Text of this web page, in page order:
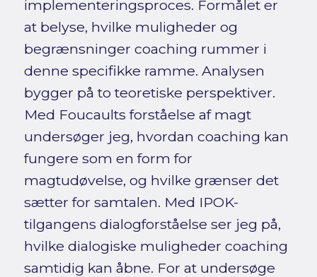
implementeringsproces. Formålet er
at belyse, hvilke muligheder og
begrænsninger coaching rummer i
denne specifikke ramme. Analysen
bygger på to teoretiske perspektiver.
Med Foucaults forståelse af magt
undersøger jeg, hvordan coaching kan
fungere som en form for
magtudøvelse, og hvilke grænser det
sætter for samtalen. Med IPOK-
tilgangens dialogforståelse ser jeg på,
hvilke dialogiske muligheder coaching
samtidig kan åbne. For at undersøge